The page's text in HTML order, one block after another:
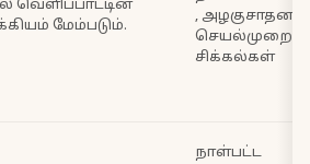
வெளிப்பாட்டின்
மேம்படும்.
, அழகுசாதன
செயல்முறை
சிக்கல்கள்
நாள்பட்ட